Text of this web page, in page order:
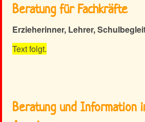
Beratung für Fachkräfte
Erzieherinner, Lehrer,
Text folgt.
Beratung und Information